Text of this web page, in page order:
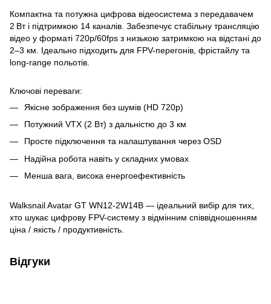
Компактна та потужна цифрова відеосистема з передавачем
2 Вт і підтримкою 14 каналів. Забезпечує стабільну трансляцію
відео у форматі 720p/60fps з низькою затримкою на відстані до
2–3 км. Ідеально підходить для FPV-перегонів, фрістайлу та
long-range польотів.
Ключові переваги:
Якісне зображення без шумів (HD 720p)
Потужний VTX (2 Вт) з дальністю до 3 км
Просте підключення та налаштування через OSD
Надійна робота навіть у складних умовах
Менша вага, висока енергоефективність
Walksnail Avatar GT WN12-2W14B — ідеальний вибір для тих,
хто шукає цифрову FPV-систему з відмінним співвідношенням
ціна / якість / продуктивність.
Відгуки